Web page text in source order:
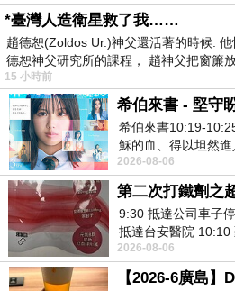
*臺灣人造衛星救了我……
趙德恕(Zoldos Ur.)神父還活著的時候:
德恕神父研究所的課程， 趙神父把窗簾
15 小時前
希伯來書 - 堅守
希伯來書10:19-
穌的血、得以坦然
我們開了一條又新又
2026-08-06
第二次打鐵劑之
9:30 抵達公司車子
抵達台安醫院 10:10
去的 B12 彌可保並
2026-08-06